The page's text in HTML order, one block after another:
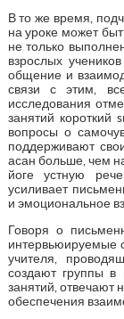
В то же время,
на уроке может
не только
взрослых
общение и
связи с этим,
исследования
занятий короткий
вопросы о
поддерживают
асан больше, чем
йоге устную
усиливает
и эмоциональное
Говоря о
интервьюируемые
учителя,
создают группы в
занятий, отвечают
обеспечения